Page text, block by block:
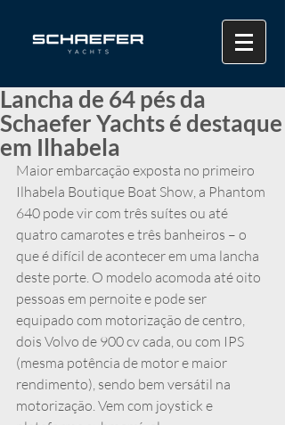
Lancha de 64 pés da
Schaefer Yachts é destaque
em Ilhabela
Maior embarcação exposta no primeiro
Ilhabela Boutique Boat Show, a Phantom
640 pode vir com três suítes ou até
quatro camarotes e três banheiros – o
que é difícil de acontecer em uma lancha
deste porte. O modelo acomoda até oito
pessoas em pernoite e pode ser
equipado com motorização de centro,
dois Volvo de 900 cv cada, ou com IPS
(mesma potência de motor e maior
rendimento), sendo bem versátil na
motorização. Vem com joystick e